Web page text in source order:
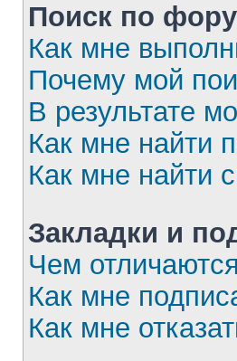
Поиск по
Как мне
Почему мой
В результате
Как мне найти
Как мне найти
Закладки и
Чем
Как мне
Как мне